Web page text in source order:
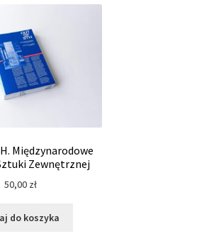
Międzynarodowe
Zewnętrznej
50,00 zł
do koszyka